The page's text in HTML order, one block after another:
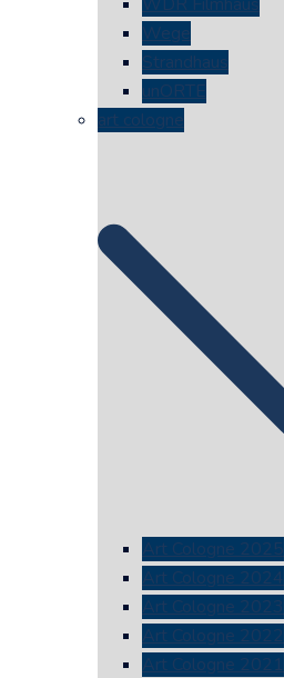
Wege
Strandhaus
unORTE
art cologne
Art Cologne 2025
Art Cologne 2024
Art Cologne 2023
Art Cologne 2022
Art Cologne 2021